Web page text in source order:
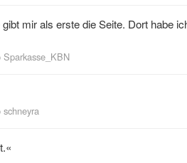
mir als erste die Seite. Dort habe